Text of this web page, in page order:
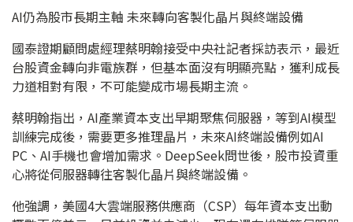
AI仍為股市長期主軸 未來轉向客製化晶片與終端設備
國泰證期顧問處經理蔡明翰接受中央社記者採訪表示，最近
台股資金轉向非電族群，但基本面沒有明顯亮點，獲利成長
力道相對有限，不可能變成市場長期主流。
蔡明翰指出，AI產業資本支出早期聚焦伺服器，等到AI模型
訓練完成後，需要更多推理晶片，未來AI終端設備例如AI
PC、AI手機也會增加需求。DeepSeek問世後，股市投資重
心將從伺服器轉往客製化晶片與終端設備。
他強調，美國4大雲端服務供應商（CSP）每年資本支出動